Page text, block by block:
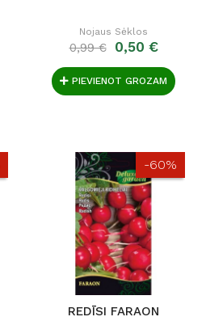
Nojaus Sėklos
0,99 € 0,50 €
PIEVIENOT GROZAM
-60%
REDĪSI FARAON